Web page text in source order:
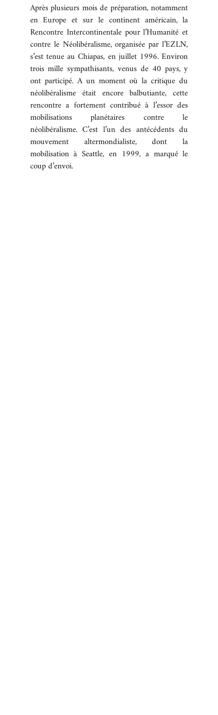
Après plusieurs mois de préparation, notamment
en Europe et sur le continent américain, la
Rencontre Intercontinentale pour l’Humanité et
contre le Néolibéralisme, organisée par l’EZLN,
s’est tenue au Chiapas, en juillet 1996. Environ
trois mille sympathisants, venus de 40 pays, y
ont participé. A un moment où la critique du
néolibéralisme était encore balbutiante, cette
rencontre a fortement contribué à l’essor des
mobilisations planétaires contre le
néolibéralisme. C’est l’un des antécédents du
mouvement altermondialiste, dont la
mobilisation à Seattle, en 1999, a marqué le
coup d’envoi.